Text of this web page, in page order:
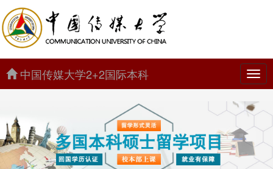
中
国
传
大
学
2+2
际
本
科
中国传媒大学2+2国际本科